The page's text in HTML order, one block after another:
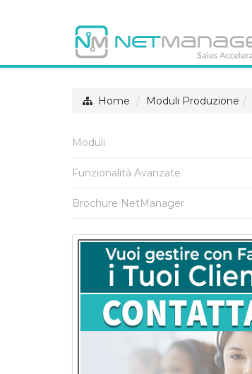
Home Moduli Produzione
Moduli
Funzionalità Avanzate
Brochure NetManager